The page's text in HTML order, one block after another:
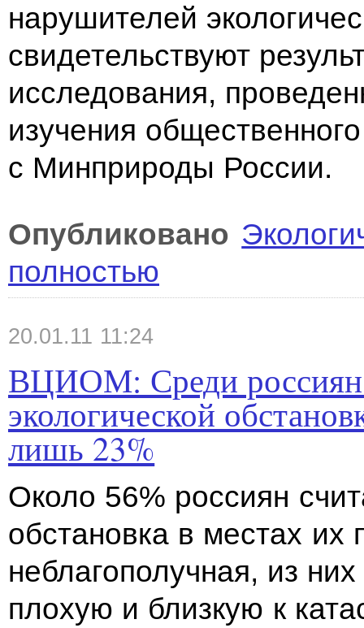
нарушителей
свидетельствуют
исследования,
изучения
с Минприроды России.
Опубликовано
полностью
20.01.11 11:24
ВЦИОМ: Среди россиян
экологической
лишь 23%
Около 56% россиян
обстановка в местах их
неблагополучная, из
плохую и близкую к